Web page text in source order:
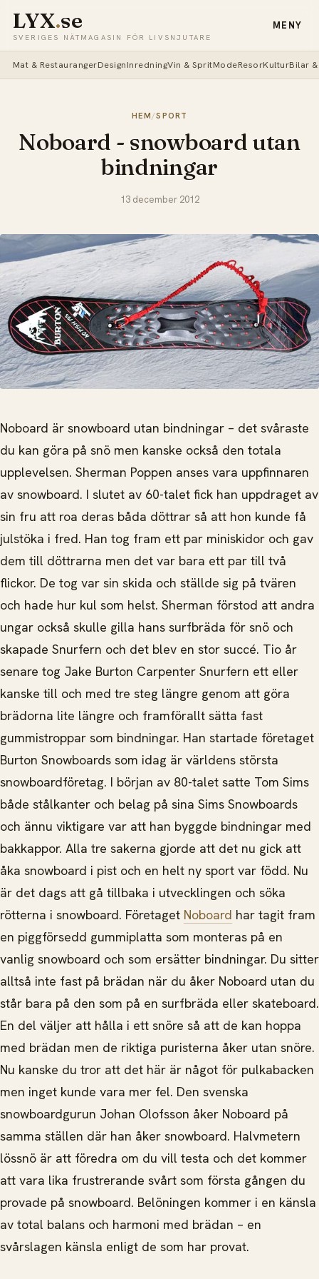
LYX.se
SVERIGES NÄTMAGASIN FÖR LIVSNJUTARE
MENY
Mat & RestaurangerDesignInredningVin & SpritModeResorKulturBilar
HEM/SPORT
Noboard - snowboard utan
bindningar
13 december 2012
Noboard är snowboard utan bindningar – det svåraste
du kan göra på snö men kanske också den totala
upplevelsen. Sherman Poppen anses vara uppfinnaren
av snowboard. I slutet av 60-talet fick han uppdraget av
sin fru att roa deras båda döttrar så att hon kunde få
julstöka i fred. Han tog fram ett par miniskidor och gav
dem till döttrarna men det var bara ett par till två
flickor. De tog var sin skida och ställde sig på tvären
och hade hur kul som helst. Sherman förstod att andra
ungar också skulle gilla hans surfbräda för snö och
skapade Snurfern och det blev en stor succé. Tio år
senare tog Jake Burton Carpenter Snurfern ett eller
kanske till och med tre steg längre genom att göra
brädorna lite längre och framförallt sätta fast
gummistroppar som bindningar. Han startade företaget
Burton Snowboards som idag är världens största
snowboardföretag. I början av 80-talet satte Tom Sims
både stålkanter och belag på sina Sims Snowboards
och ännu viktigare var att han byggde bindningar med
bakkappor. Alla tre sakerna gjorde att det nu gick att
åka snowboard i pist och en helt ny sport var född. Nu
är det dags att gå tillbaka i utvecklingen och söka
rötterna i snowboard. Företaget Noboard har tagit fram
en piggförsedd gummiplatta som monteras på en
vanlig snowboard och som ersätter bindningar. Du sitter
alltså inte fast på brädan när du åker Noboard utan du
står bara på den som på en surfbräda eller skateboard.
En del väljer att hålla i ett snöre så att de kan hoppa
med brädan men de riktiga puristerna åker utan snöre.
Nu kanske du tror att det här är något för pulkabacken
men inget kunde vara mer fel. Den svenska
snowboardgurun Johan Olofsson åker Noboard på
samma ställen där han åker snowboard. Halvmetern
lössnö är att föredra om du vill testa och det kommer
att vara lika frustrerande svårt som första gången du
provade på snowboard. Belöningen kommer i en känsla
av total balans och harmoni med brädan – en
svårslagen känsla enligt de som har provat.